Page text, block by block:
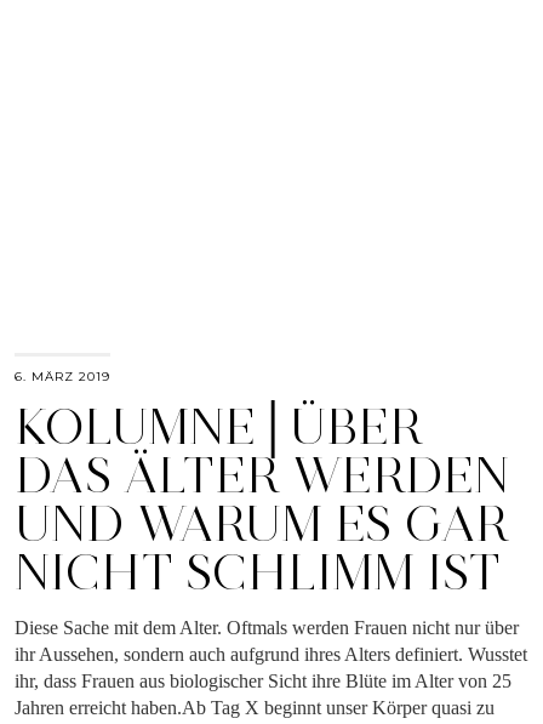
6. MÄRZ 2019
KOLUMNE│ÜBER
DAS ÄLTER WERDEN
UND WARUM ES GAR
NICHT SCHLIMM IST
Diese Sache mit dem Alter. Oftmals werden Frauen nicht nur über
ihr Aussehen, sondern auch aufgrund ihres Alters definiert. Wusstet
ihr, dass Frauen aus biologischer Sicht ihre Blüte im Alter von 25
Jahren erreicht haben.Ab Tag X beginnt unser Körper quasi zu